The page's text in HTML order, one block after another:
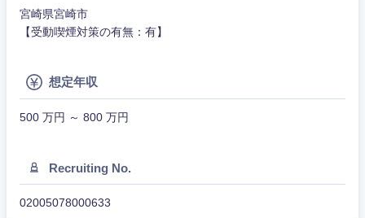
宮崎県宮崎市
【受動喫煙対策の有無：有】
想定年収
500 万円 ～ 800 万円
Recruiting No.
02005078000633
甲信越・北陸
新潟県